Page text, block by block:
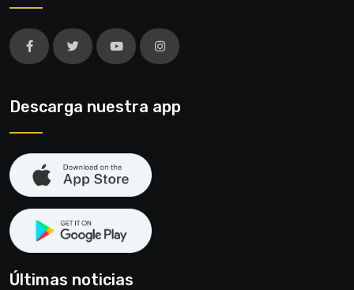
Descarga nuestra app
Últimas noticias